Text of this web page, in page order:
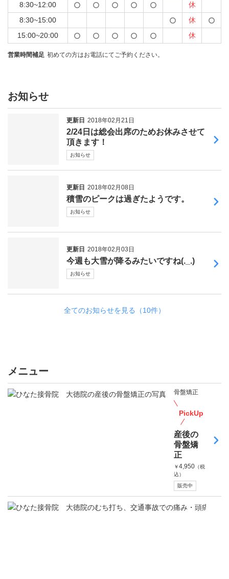
8:30~12:00
休
8:30~15:00
休
15:00~20:00
休
営業時間補足 初めての方はお電話にてご予約ください。
お知らせ
更新日 2018年02月21日
2/24日は総会出席のためお休みさせて
頂きます！
お知らせ
更新日 2018年02月08日
積雪のピークは過ぎたようです。
お知らせ
更新日 2018年02月03日
今週も大雪が降るみたいですね(._.)
お知らせ
全てのお知らせを見る（10件）
メニュー
骨盤矯正
PickUp
産後の
骨盤矯
正
￥4,950 （税
込）
販売中